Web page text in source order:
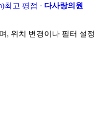
)최고 평점 · 다사랑의원
, 위치 변경이나 필터 설정